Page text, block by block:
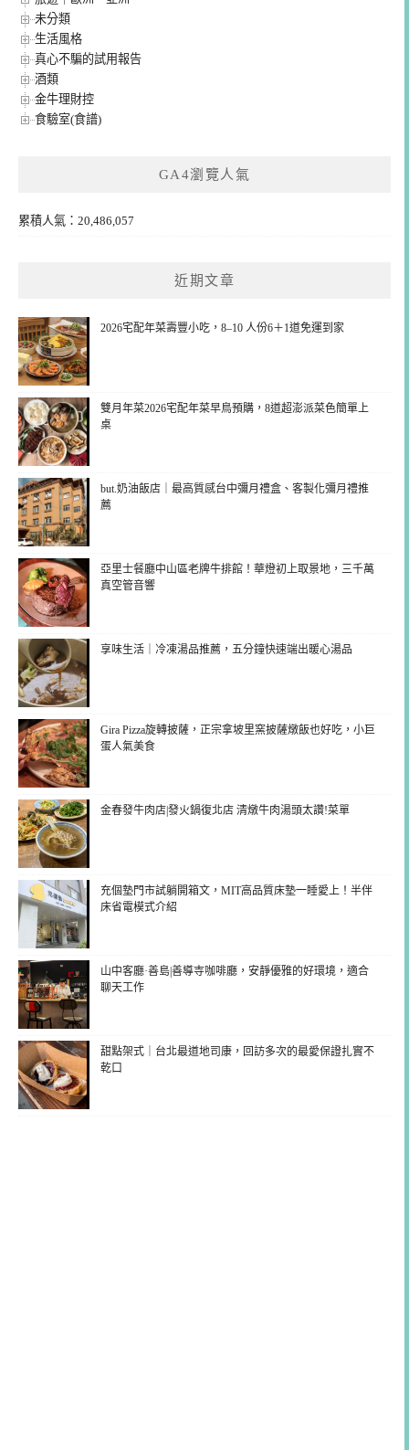
未分類
生活風格
真心不騙的試用報告
酒類
金牛理財控
食驗室(食譜)
GA4瀏覽人氣
累積人氣：20,486,057
近期文章
2026宅配年菜壽豐小吃，8–10 人份6＋1道免運到家
雙月年菜2026宅配年菜早鳥預購，8道超澎派菜色簡單上
桌
but.奶油飯店｜最高質感台中彌月禮盒、客製化彌月禮推
薦
亞里士餐廳中山區老牌牛排館！華燈初上取景地，三千萬
真空管音響
享味生活｜冷凍湯品推薦，五分鐘快速端出暖心湯品
Gira Pizza旋轉披薩，正宗拿坡里窯披薩燉飯也好吃，小巨
蛋人氣美食
金春發牛肉店|發火鍋復北店 清燉牛肉湯頭太讚!菜單
充個墊門市試躺開箱文，MIT高品質床墊一睡愛上！半伴
床省電模式介紹
山中客廳·善島|善導寺咖啡廳，安靜優雅的好環境，適合
聊天工作
甜點架式｜台北最道地司康，回訪多次的最愛保證扎實不
乾口